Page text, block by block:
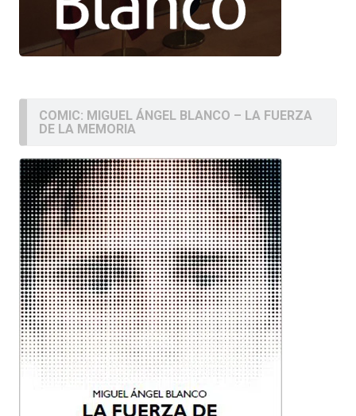
COMIC: MIGUEL ÁNGEL BLANCO – LA FUERZA
DE LA MEMORIA